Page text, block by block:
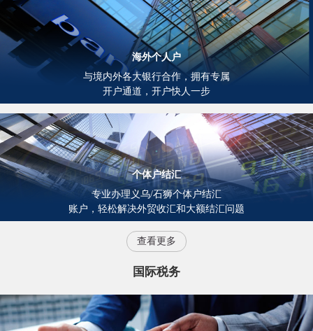
海外个人户
与境内外各大银行合作，拥有专属
开户通道，开户快人一步
个体户结汇
专业办理义乌/石狮个体户结汇
账户，轻松解决外贸收汇和大额结汇问题
查看更多
国际税务